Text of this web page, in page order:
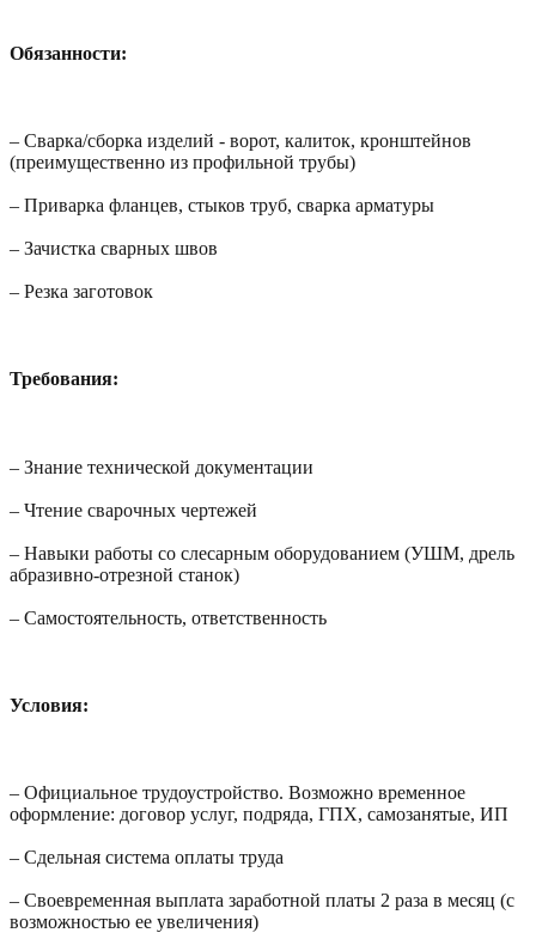
Обязанности:
– Сварка/сборка изделий - ворот, калиток, кронштейнов
(преимущественно из профильной трубы)
– Приварка фланцев, стыков труб, сварка арматуры
– Зачистка сварных швов
– Резка заготовок
Требования:
– Знание технической документации
– Чтение сварочных чертежей
– Навыки работы со слесарным оборудованием (УШМ, дрель
абразивно-отрезной станок)
– Самостоятельность, ответственность
Условия:
– Официальное трудоустройство. Возможно временное
оформление: договор услуг, подряда, ГПХ, самозанятые, ИП
– Сдельная система оплаты труда
– Своевременная выплата заработной платы 2 раза в месяц (с
возможностью ее увеличения)